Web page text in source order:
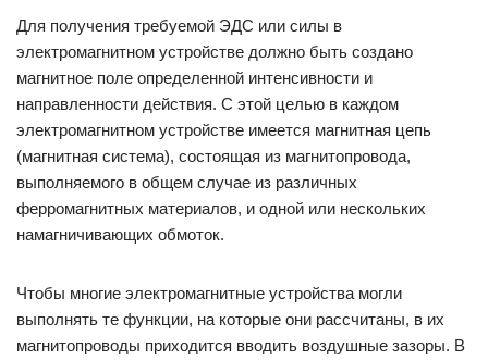
Для получения требуемой ЭДС или силы в
электромагнитном устройстве должно быть создано
магнитное поле определенной интенсивности и
направленности действия. С этой целью в каждом
электромагнитном устройстве имеется магнитная цепь
(магнитная система), состоящая из магнитопровода,
выполняемого в общем случае из различных
ферромагнитных материалов, и одной или нескольких
намагничивающих обмоток.
Чтобы многие электромагнитные устройства могли
выполнять те функции, на которые они рассчитаны, в их
магнитопроводы приходится вводить воздушные зазоры. В